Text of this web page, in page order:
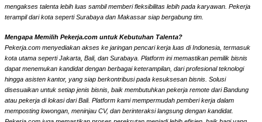
mengakses talenta lebih luas sambil memberi fleksibilitas lebih pada karyawan. Pekerja
terampil dari kota seperti Surabaya dan Makassar siap bergabung tim.
Mengapa Memilih Pekerja.com untuk Kebutuhan Talenta?
Pekerja.com menyediakan akses ke jaringan pencari kerja luas di Indonesia, termasuk
kota utama seperti Jakarta, Bali, dan Surabaya. Platform ini memastikan pemilik bisnis
dapat menemukan kandidat dengan berbagai keterampilan, dari profesional teknologi
hingga asisten kantor, yang siap berkontribusi pada kesuksesan bisnis. Solusi
disesuaikan untuk setiap jenis bisnis, baik membutuhkan pekerja remote dari Bandung
atau pekerja di lokasi dari Bali. Platform kami mempermudah pemberi kerja dalam
memposting lowongan, meninjau CV, dan berinteraksi langsung dengan kandidat.